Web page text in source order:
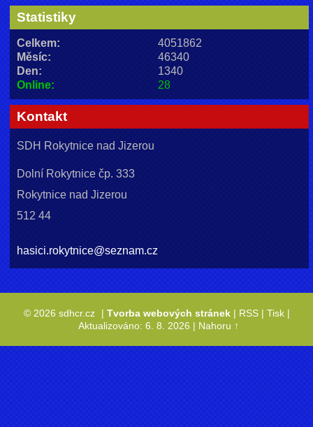
Statistiky
Online: 28
Celkem:
4051862
Měsíc:
46340
Den:
1340
Kontakt
SDH Rokytnice nad Jizerou
Dolní Rokytnice čp. 333
Rokytnice nad Jizerou
512 44
hasici.rokytnice@seznam.cz
© 2026 sdhcr.cz | Tvorba webových stránek| RSS| Tisk|
Aktualizováno: 6. 8. 2026 | Nahoru ↑